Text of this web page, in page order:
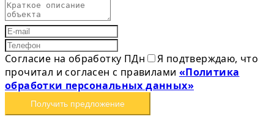
Согласие на обработку ПДн
Я подтверждаю, что
прочитал и согласен с правилами «Политика
обработки персональных данных»
Получить предложение